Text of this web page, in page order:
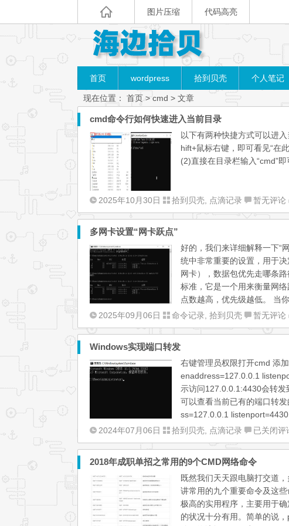
图片压缩 代码高亮
首页 wordpress 拾到贝壳 个人笔记
现在位置： 首页 > cmd > 文章
cmd命令行如何快速进入当前目录
以下有两种快捷方式可以进
hift+鼠标右键，即可看见“在
(2)直接在目录栏输入“cmd”
2025年10月30日 拾到贝壳 点滴记录 暂无评论
多网卡设置“网卡跃点”
好的，我们来详细解释一下“
统中非常重要的设置，用于
网卡），数据包优先走哪条
标准，它是一个用来衡量网
点数越高，优先级越低。 当
2025年09月06日
命令记录 拾到贝壳 暂无评论
Windows实现端口转发
右键管理员权限打开cmd 添
enaddress=127.0.0.1
示访问127.0.0.1:4430会转
可以查看当前已有的端口转
ss=127.0.0.1 listenport=4430
2024年07月06日
拾到贝壳 点滴记录
Windows
实
现
端
口
转
发
已关闭评
2018年成职单招之常用的9个CMD网络命令
既然我们天天跟电脑打交道
讲常用的九个重要命令及这
极高的实用程序，主要用于
的状况十分有用。简单的说